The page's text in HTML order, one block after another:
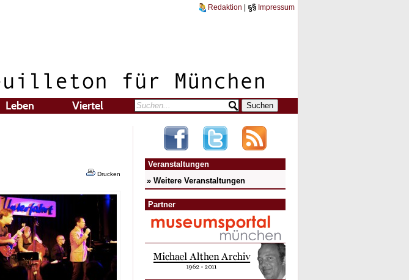
Redaktion Impressum
Leben Viertel
Drucken
Veranstaltungen
» Weitere Veranstaltungen
Partner